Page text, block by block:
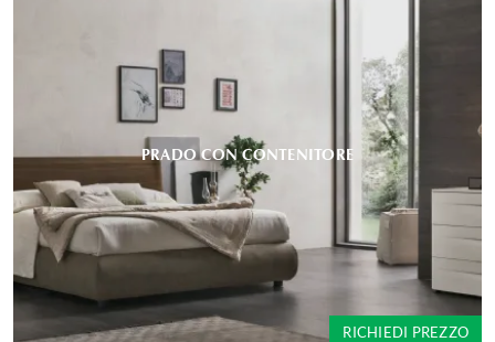
PRADO CON CONTENITORE
RICHIEDI PREZZO